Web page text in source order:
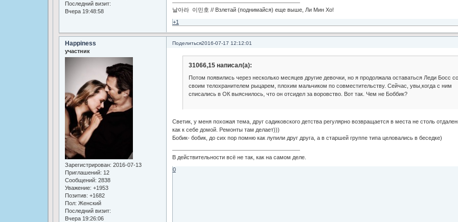
Последний визит:
Вчера 19:48:58
날아라 이민호 // Взлетай (поднимайся) еще выше, Ли Мин Хо!
+1
Поделиться2016-07-17 12:12:01
Happiness
участник
Зарегистрирован: 2016-07-13
Приглашений: 12
Сообщений: 2838
Уважение: +1953
Позитив: +1682
Пол: Женский
Последний визит:
Вчера 19:26:06
31066,15 написал(а):
Потом появились через несколько месяцев другие девочки, но я продолжала оставаться Леди Босс со
своим телохранителем рыцарем, плохим мальчиком по совместительству. Сейчас, увы,когда с ним
списались в ОК выяснилось, что он отсидел за воровство. Вот так. Чем не Боббик?
Светик, у меня похожая тема, друг садиковского детства регулярно возвращается в места не столь
как к себе домой. Ремонты там делает)))
Бобик- бобик, до сих пор помню как лупили друг друга, а в старшей группе типа целовались в беседке)
В действительности всё не так, как на самом деле.
0